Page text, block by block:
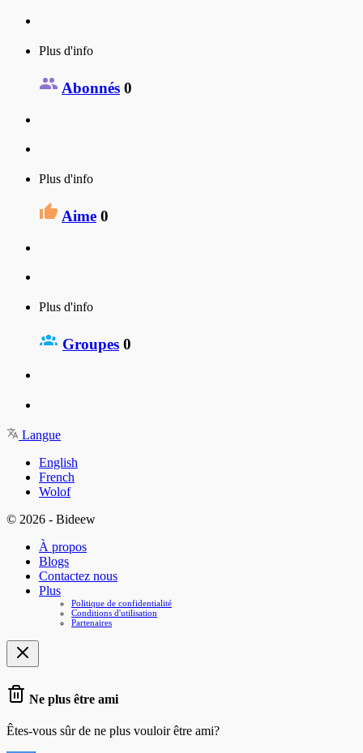
Plus d'info
Abonnés 0
Plus d'info
Aime 0
Plus d'info
Groupes 0
Langue
English
French
Wolof
© 2026 - Bideew
À propos
Blogs
Contactez nous
Plus
Politique de confidentialité
Conditions d'utilisation
Partenaires
Ne plus être ami
Êtes-vous sûr de ne plus vouloir être ami?